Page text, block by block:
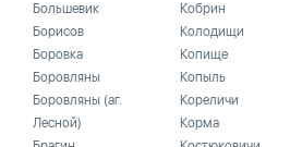
Большевик
Борисов
Боровка
Боровляны
Боровляны (аг.
Лесной)
Кобрин
Колодищи
Копище
Копыль
Кореличи
Корма